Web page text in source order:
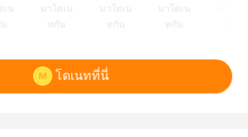
เน
มาโดเน
ทกัน
มาโดเน
ทกัน
มาโดเน
ทกัน
โดเนทที่นี่